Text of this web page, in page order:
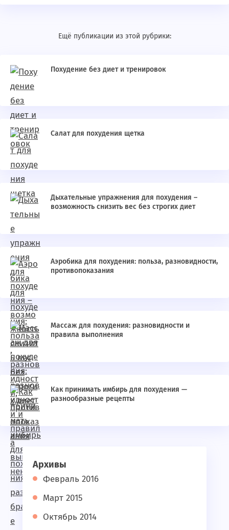
Ещё публикации из этой рубрики:
Похудение без диет и тренировок
Салат для похудения щетка
Дыхательные упражнения для похудения –
возможность снизить вес без строгих диет
Аэробика для похудения: польза, разновидности,
противопоказания
Массаж для похудения: разновидности и
правила выполнения
Как принимать имбирь для похудения —
разнообразные рецепты
Архивы
Февраль 2016
Март 2015
Октябрь 2014